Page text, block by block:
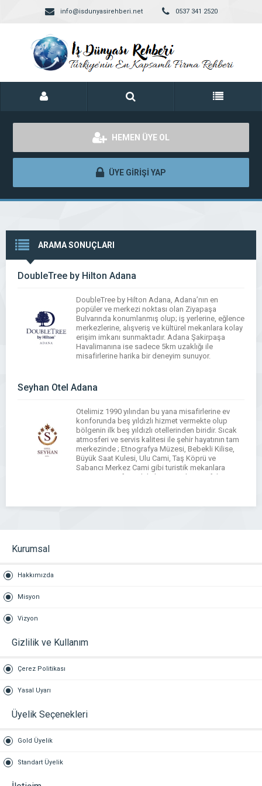
info@isdunyasirehberi.net 0537 341 2520
HEMEN ÜYE OL
ÜYE GİRİŞİ YAP
ARAMA SONUÇLARI
DoubleTree by Hilton Adana
DoubleTree by Hilton Adana, Adana’nın en
popüler ve merkezi noktası olan Ziyapaşa
Bulvarında konumlanmış olup; iş yerlerine, eğlence
merkezlerine, alışveriş ve kültürel mekanlara kolay
erişim imkanı sunmaktadır. Adana Şakirpaşa
Havalimanına ise sadece 5km uzaklığı ile
misafirlerine harika bir deneyim sunuyor.
Seyhan Otel Adana
Otelimiz 1990 yılından bu yana misafirlerine ev
konforunda beş yıldızlı hizmet vermekte olup
bölgenin ilk beş yıldızlı otellerinden biridir. Sıcak
atmosferi ve servis kalitesi ile şehir hayatının tam
merkezinde ; Etnografya Müzesi, Bebekli Kilise,
Büyük Saat Kulesi, Ulu Cami, Taş Köprü ve
Sabancı Merkez Cami gibi turistik mekanlara
yürüme mesafesindeki konumuyla misafirlerine
WhatsApp
Facebook
Messenger
X Bluesky
TumblrPinterest
EmailShare
Kurumsal
Hakkımızda
Misyon
Vizyon
Gizlilik ve Kullanım
Çerez Politikası
Yasal Uyarı
Üyelik Seçenekleri
Gold Üyelik
Standart Üyelik